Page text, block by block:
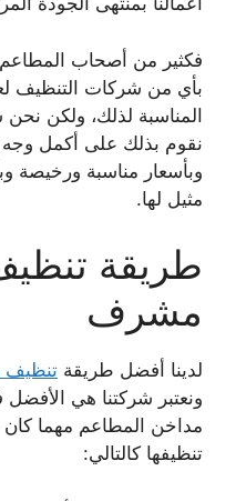
فكثير من أصحاب
بأي من شركات التنظيف
المناسبة لذلك، ولكن
نقوم بذلك على أكمل وجه
وبأسعار مناسبة ورخيصة
مثيل لها.
طريقة
مشرف
لدينا أفضل طريقة تنظيف
ونعتبر شركتنا هي
مداخن المطاعم مهما
تنظيفها كالتالي: